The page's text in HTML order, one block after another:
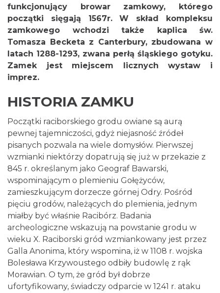
funkcjonujący browar zamkowy, którego
początki sięgają 1567r. W skład kompleksu
zamkowego wchodzi także kaplica św.
Tomasza Becketa z Canterbury, zbudowana w
latach 1288-1293, zwana perłą śląskiego gotyku.
Zamek jest miejscem licznych wystaw i
imprez.
HISTORIA ZAMKU
Początki raciborskiego grodu owiane są aurą
pewnej tajemniczości, gdyż niejasność źródeł
pisanych pozwala na wiele domysłów. Pierwszej
wzmianki niektórzy dopatrują się już w przekazie z
845 r. określanym jako Geograf Bawarski,
wspominającym o plemieniu Gołężyców,
zamieszkującym dorzecze górnej Odry. Pośród
pięciu grodów, należących do plemienia, jednym
miałby być właśnie Racibórz. Badania
archeologiczne wskazują na powstanie grodu w
wieku X. Raciborski gród wzmiankowany jest przez
Galla Anonima, który wspomina, iż w 1108 r. wojska
Bolesława Krzywoustego odbiły budowlę z rąk
Morawian. O tym, że gród był dobrze
ufortyfikowany, świadczy odparcie w 1241 r. ataku